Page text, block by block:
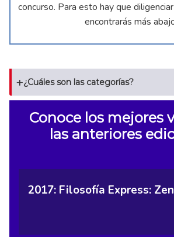
concurso. Para esto hay que
encontrarás más
¿Cuáles son las categorías?
Conoce los mejores
las anteriores
2017: Filosofía Express: